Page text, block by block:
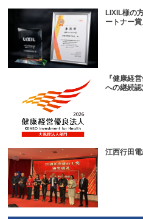
LIXIL様の
ートナー
『健康経
への継続
江西行田